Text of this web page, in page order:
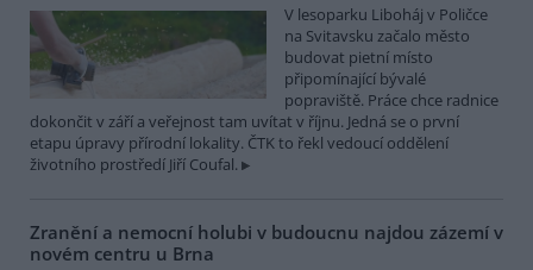
V lesoparku Liboháj v Poličce
na Svitavsku začalo město
budovat pietní místo
připomínající bývalé
popraviště. Práce chce radnice
dokončit v září a veřejnost tam uvítat v říjnu. Jedná se o první
etapu úpravy přírodní lokality. ČTK to řekl vedoucí oddělení
životního prostředí Jiří Coufal.
Zranění a nemocní holubi v budoucnu najdou zázemí v
novém centru u Brna